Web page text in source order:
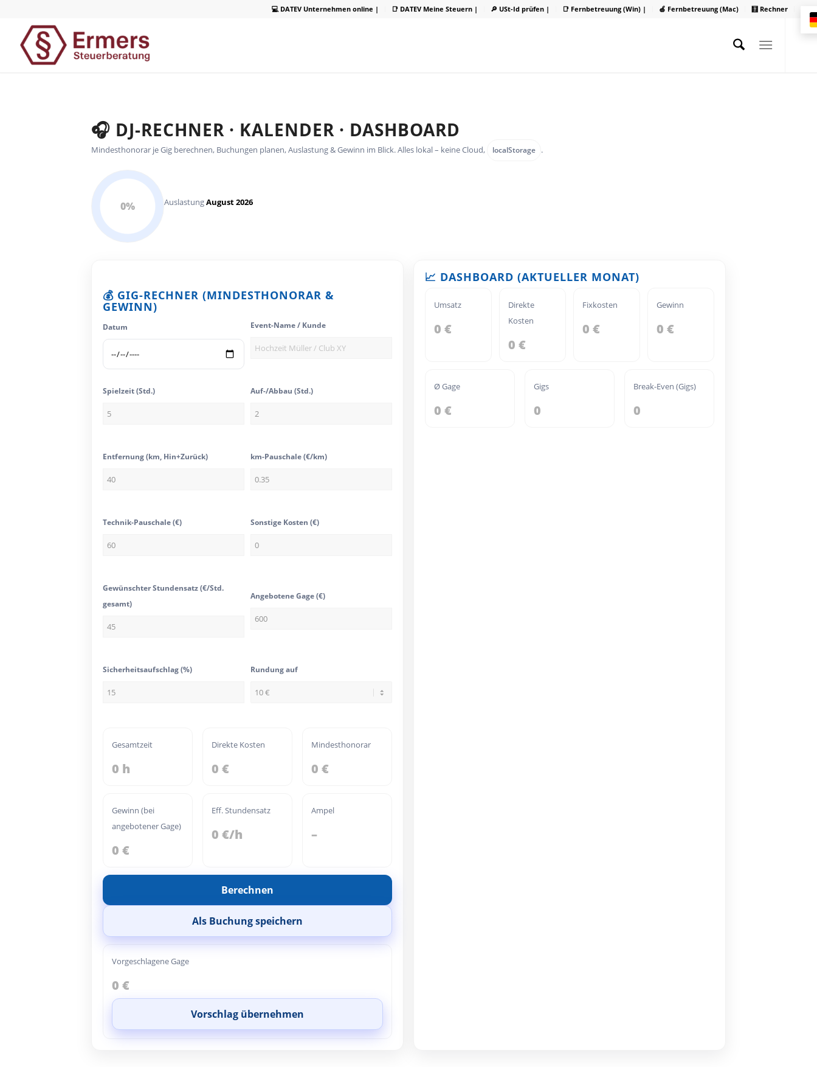
💻 DATEV Unternehmen online | 📑 DATEV Meine Steuern | 🔎 USt-Id prüfen | 📑 Fernbetreuung (Win) | 🍏 Fernbetreuung (Mac) 🧮 Rechner
🎧 DJ-RECHNER · KALENDER · DASHBOARD
Mindesthonorar je Gig berechnen, Buchungen planen, Auslastung & Gewinn im Blick. Alles lokal – keine Cloud, localStorage .
0% AuslastungAugust 2026
💰 GIG-RECHNER (MINDESTHONORAR &
GEWINN)
Datum Event-Name / Kunde
Spielzeit (Std.) Auf-/Abbau (Std.)
Entfernung (km, Hin+Zurück) km-Pauschale (€/km)
Technik-Pauschale (€) Sonstige Kosten (€)
Gewünschter Stundensatz (€/Std.
gesamt)
Angebotene Gage (€)
Sicherheitsaufschlag (%) Rundung auf
Gesamtzeit
0 h
Direkte Kosten
0 €
Mindesthonorar
0 €
Gewinn (bei
angebotener Gage)
0 €
Eff. Stundensatz
0 €/h
Ampel
–
Berechnen
Als Buchung speichern
Vorgeschlagene Gage
0 €
Vorschlag übernehmen
📈 DASHBOARD (AKTUELLER MONAT)
Umsatz
0 €
Direkte
Kosten
0 €
Fixkosten
0 €
Gewinn
0 €
Ø Gage
0 €
Gigs
0
Break-Even (Gigs)
0